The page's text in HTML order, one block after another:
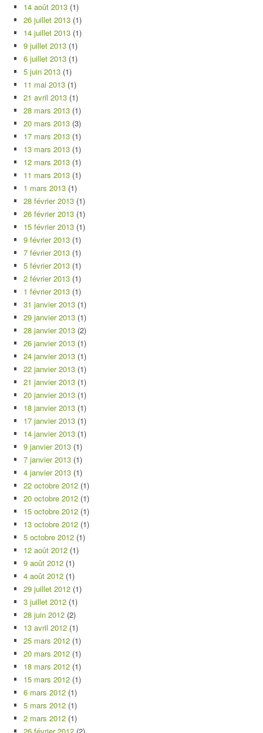
14 août 2013 (1)
26 juillet 2013 (1)
14 juillet 2013 (1)
9 juillet 2013 (1)
6 juillet 2013 (1)
5 juin 2013 (1)
11 mai 2013 (1)
21 avril 2013 (1)
28 mars 2013 (1)
20 mars 2013 (3)
17 mars 2013 (1)
13 mars 2013 (1)
12 mars 2013 (1)
11 mars 2013 (1)
1 mars 2013 (1)
28 février 2013 (1)
26 février 2013 (1)
15 février 2013 (1)
9 février 2013 (1)
7 février 2013 (1)
5 février 2013 (1)
2 février 2013 (1)
1 février 2013 (1)
31 janvier 2013 (1)
29 janvier 2013 (1)
28 janvier 2013 (2)
26 janvier 2013 (1)
24 janvier 2013 (1)
22 janvier 2013 (1)
21 janvier 2013 (1)
20 janvier 2013 (1)
18 janvier 2013 (1)
17 janvier 2013 (1)
14 janvier 2013 (1)
9 janvier 2013 (1)
7 janvier 2013 (1)
4 janvier 2013 (1)
22 octobre 2012 (1)
20 octobre 2012 (1)
15 octobre 2012 (1)
13 octobre 2012 (1)
5 octobre 2012 (1)
12 août 2012 (1)
9 août 2012 (1)
4 août 2012 (1)
29 juillet 2012 (1)
3 juillet 2012 (1)
28 juin 2012 (2)
13 avril 2012 (1)
25 mars 2012 (1)
20 mars 2012 (1)
18 mars 2012 (1)
15 mars 2012 (1)
6 mars 2012 (1)
5 mars 2012 (1)
2 mars 2012 (1)